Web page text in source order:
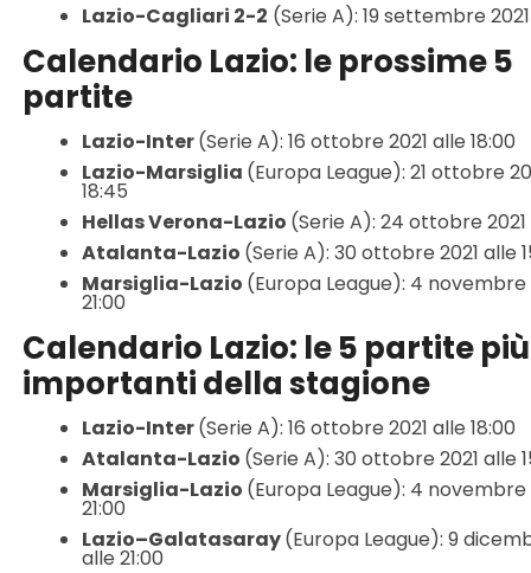
Lazio-Cagliari 2-2 (Serie A): 19 settembre 2021
Calendario Lazio: le prossime 5
partite
Lazio-Inter(Serie A): 16 ottobre 2021 alle 18:00
Lazio-Marsiglia (Europa League): 21 ottobre
18:45
Hellas Verona-Lazio (Serie A): 24 ottobre
Atalanta-Lazio (Serie A): 30 ottobre 2021 alle
Marsiglia-Lazio (Europa League): 4 novembre
21:00
Calendario Lazio: le 5 partite più
importanti della stagione
Lazio-Inter(Serie A): 16 ottobre 2021 alle 18:00
Atalanta-Lazio (Serie A): 30 ottobre 2021 alle
Marsiglia-Lazio (Europa League): 4 novembre
21:00
Lazio–Galatasaray(Europa League): 9
alle 21:00